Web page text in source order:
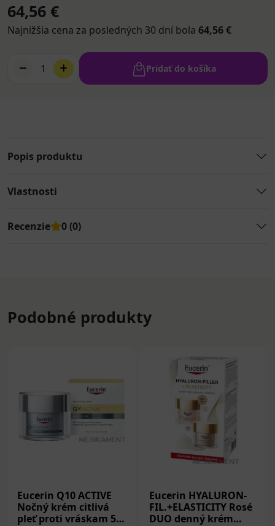
64,56 €
Najnižšia cena za posledných 30 dní bola 64,56 €
1 Pridať do košíka
Popis produktu
Vlastnosti
Recenzie 0 (0)
Podobné produkty
Eucerin Q10 ACTIVE
Nočný krém citlivá
pleť proti vráskam 50
Eucerin HYALURON-
FIL.+ELASTICITY Rosé
DUO denný krém